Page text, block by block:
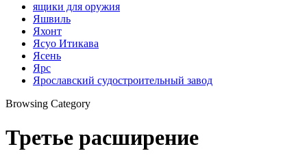
ящики для оружия
Яшвиль
Яхонт
Ясуо Итикава
Ясень
Ярс
Ярославский судостроительный завод
Browsing Category
Третье расширение